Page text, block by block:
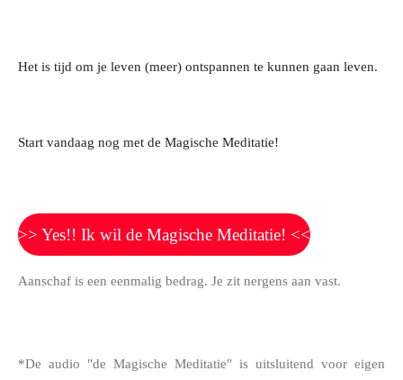
Het is tijd om je leven (meer) ontspannen te kunnen gaan leven.
Start vandaag nog met de Magische Meditatie!
>> Yes!! Ik wil de Magische Meditatie! <<
Aanschaf is een eenmalig bedrag. Je zit nergens aan vast.
*De audio "de Magische Meditatie" is uitsluitend voor eigen